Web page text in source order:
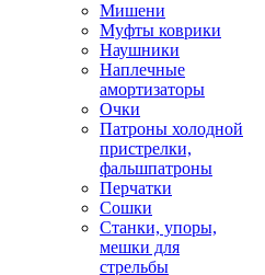
Мишени
Муфты коврики
Наушники
Наплечные
амортизаторы
Очки
Патроны холодной
пристрелки,
фальшпатроны
Перчатки
Сошки
Станки, упоры,
мешки для
стрельбы